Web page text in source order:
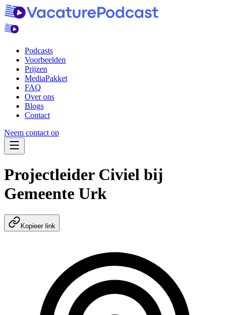
Podcasts
Voorbeelden
Prijzen
MediaPakket
FAQ
Over ons
Blogs
Contact
Neem contact op
Navigatie Menu
Projectleider Civiel bij
Gemeente Urk
Kopieer link